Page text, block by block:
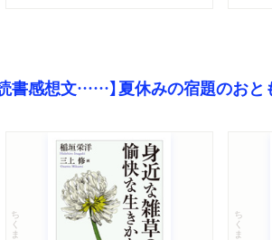
書感想文……】夏休みの宿題のおと
ちくま文庫 ちくま文庫